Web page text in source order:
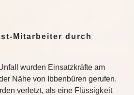
Mitarbeiter durch
wurden Einsatzkräfte am
Nähe von Ibbenbüren gerufen.
verletzt, als eine Flüssigkeit